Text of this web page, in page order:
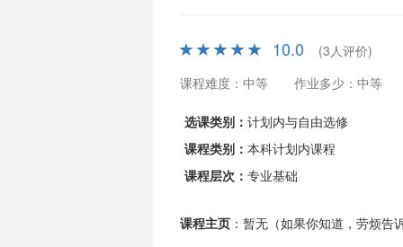
10.0
(3人评价)
课程难度：中等
作业多少：中等
选课类别： 计划内与自由选修
课程类别： 本科计划内课程
课程层次： 专业基础
课程主页：暂无（如果你知道，劳烦告